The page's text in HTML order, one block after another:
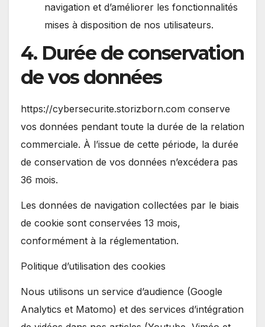
navigation et d’améliorer les fonctionnalités
mises à disposition de nos utilisateurs.
4. Durée de conservation
de vos données
https://cybersecurite.storizborn.com conserve
vos données pendant toute la durée de la relation
commerciale. À l’issue de cette période, la durée
de conservation de vos données n’excédera pas
36 mois.
Les données de navigation collectées par le biais
de cookie sont conservées 13 mois,
conformément à la réglementation.
Politique d’utilisation des cookies
Nous utilisons un service d’audience (Google
Analytics et Matomo) et des services d’intégration